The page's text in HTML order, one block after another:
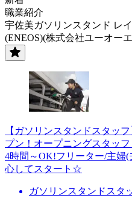
職業紹介
宇佐美ガソリンスタンド レ
(ENEOS)(株式会社ユーオー
【ガソリンスタンドスタッ
プン！オープニングスタッ
4時間～OK!フリーター/主婦
心してスタート☆
ガソリンスタンドスタ